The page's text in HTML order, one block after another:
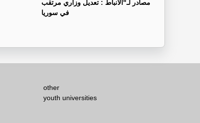
‏مصادر لـ"الانباط : تعديل وزاري مرتقب
في سوريا
other
youth universities